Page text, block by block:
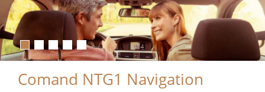
Comand NTG1 Navigation